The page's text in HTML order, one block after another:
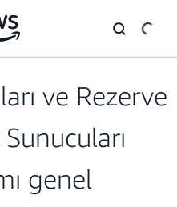
ve Rezerve
genel